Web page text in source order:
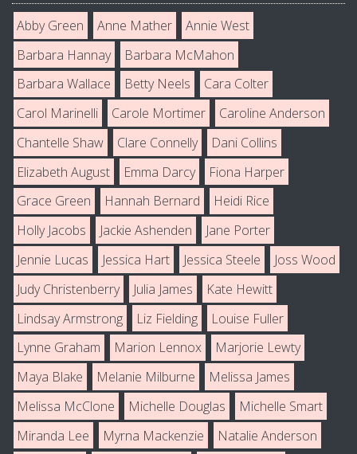
Abby Green Anne Mather
Annie West
Barbara Hannay
Barbara McMahon
Barbara Wallace
Betty Neels
Cara Colter
Carol Marinelli
Carole Mortimer
Caroline Anderson
Chantelle Shaw
Clare Connelly
Dani Collins
Elizabeth August
Emma Darcy
Fiona Harper
Grace Green
Hannah Bernard
Heidi Rice
Holly Jacobs
Jackie Ashenden
Jane Porter
Jennie Lucas
Jessica Hart Jessica Steele
Joss Wood
Judy Christenberry
Julia James
Kate Hewitt
Lindsay Armstrong
Liz Fielding
Louise Fuller
Lynne Graham
Marion Lennox
Marjorie Lewty
Maya Blake
Melanie Milburne
Melissa James
Melissa McClone
Michelle Douglas
Michelle Smart
Miranda Lee
Myrna Mackenzie
Natalie Anderson